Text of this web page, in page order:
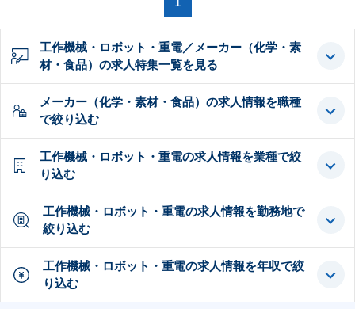
工作機械・ロボット・重電／メーカー（化学・素
材・食品）の求人特集一覧を見る
メーカー（化学・素材・食品）の求人情報を職種
で絞り込む
工作機械・ロボット・重電の求人情報を業種で絞
り込む
工作機械・ロボット・重電の求人情報を勤務地で
絞り込む
工作機械・ロボット・重電の求人情報を年収で絞
り込む